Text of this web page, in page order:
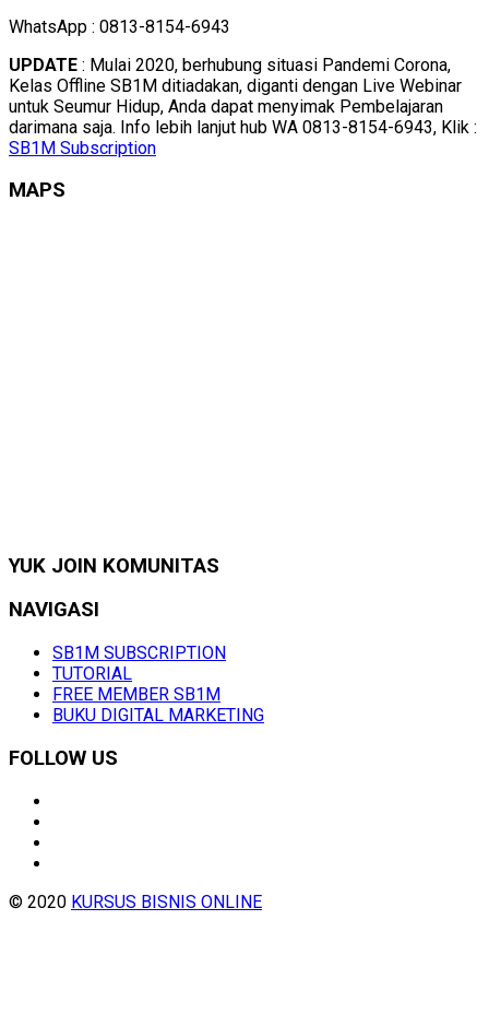
WhatsApp : 0813-8154-6943
UPDATE : Mulai 2020, berhubung situasi Pandemi Corona,
Kelas Offline SB1M ditiadakan, diganti dengan Live Webinar
untuk Seumur Hidup, Anda dapat menyimak Pembelajaran
darimana saja. Info lebih lanjut hub WA 0813-8154-6943, Klik :
SB1M Subscription
MAPS
YUK JOIN KOMUNITAS
NAVIGASI
SB1M SUBSCRIPTION
TUTORIAL
FREE MEMBER SB1M
BUKU DIGITAL MARKETING
FOLLOW US
© 2020 KURSUS BISNIS ONLINE